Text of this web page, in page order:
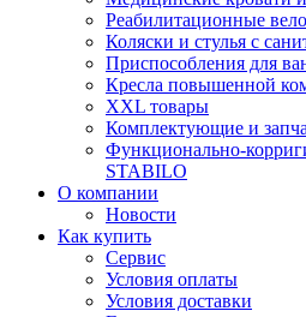
Реабилитационные
Коляски и стулья с
Приспособления для
Кресла повышенной
XXL товары
Комплектующие и
Функционально-
STABILO
О компании
Новости
Как купить
Сервис
Условия оплаты
Условия доставки